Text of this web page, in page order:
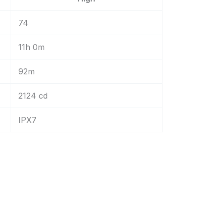
74
11h 0m
92m
2124 cd
IPX7